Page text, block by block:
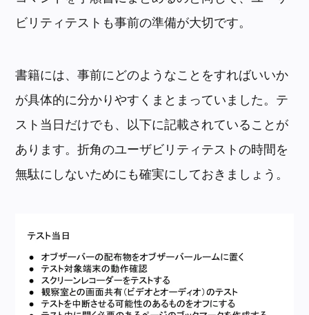
ビリティテストも事前の準備が大切です。
書籍には、事前にどのようなことをすればいいか
が具体的に分かりやすくまとまっていました。テ
スト当日だけでも、以下に記載されていることが
あります。折角のユーザビリティテストの時間を
無駄にしないためにも確実にしておきましょう。